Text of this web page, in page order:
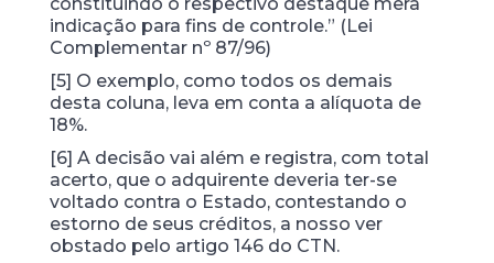
indicação para fins de controle.” (Lei
Complementar nº 87/96)
[5] O exemplo, como todos os demais
desta coluna, leva em conta a alíquota de
18%.
[6] A decisão vai além e registra, com total
acerto, que o adquirente deveria ter-se
voltado contra o Estado, contestando o
estorno de seus créditos, a nosso ver
obstado pelo artigo 146 do CTN.